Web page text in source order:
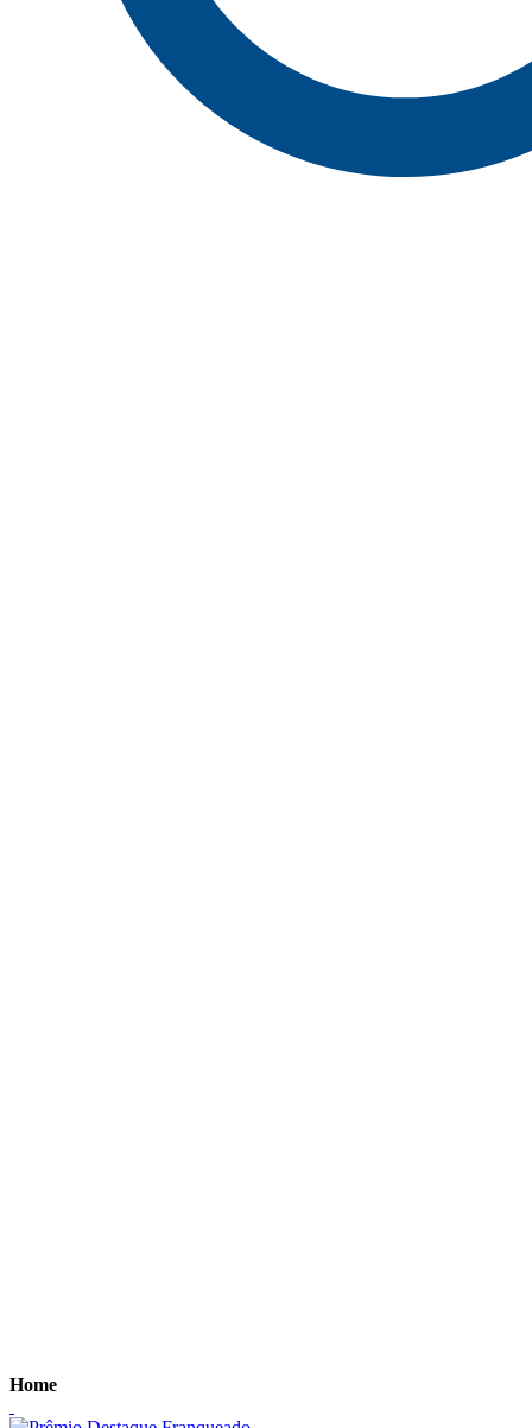
Home